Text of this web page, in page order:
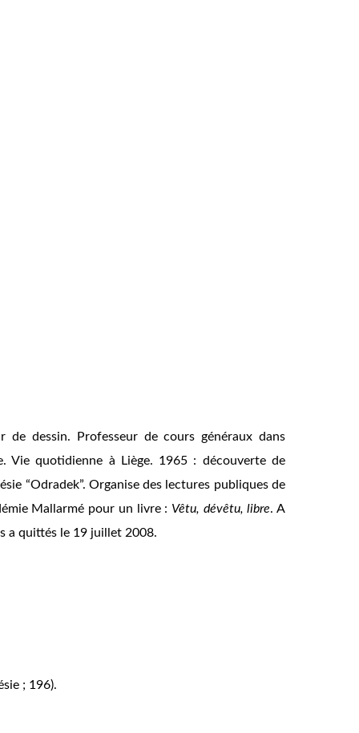
de dessin. Professeur de cours généraux dans
Vie quotidienne à Liège. 1965 : découverte de
“Odradek”. Organise des lectures publiques de
Mallarmé pour un livre : Vêtu, dévêtu, libre. A
a quittés le 19 juillet 2008.
; 196).